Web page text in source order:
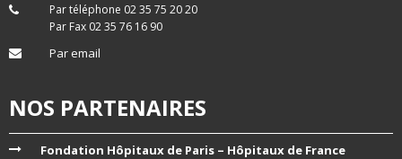
Par téléphone 02 35 75 20 20
Par Fax 02 35 76 16 90
Par email
NOS PARTENAIRES
Fondation Hôpitaux de Paris – Hôpitaux de France